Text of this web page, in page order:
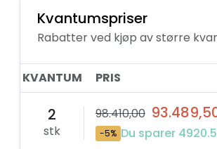
Kvantumspriser
Rabatter ved kjøp av større
KVANTUM PRIS
2
stk
98.410,00
-5% Du sparer